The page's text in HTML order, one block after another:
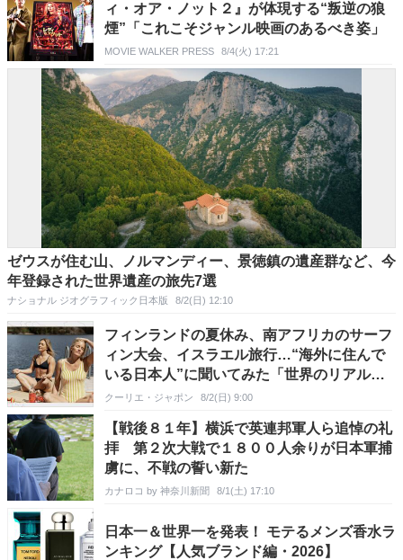
ィ・オア・ノット２』が体現する“叛逆の狼
煙”「これこそジャンル映画のあるべき姿」
MOVIE WALKER PRESS 8/4(火) 17:21
ゼウスが住む山、ノルマンディー、景徳鎮の遺産群など、今
年登録された世界遺産の旅先7選
ナショナル ジオグラフィック日本版 8/2(日) 12:10
フィンランドの夏休み、南アフリカのサーフ
ィン大会、イスラエル旅行…“海外に住んで
いる日本人”に聞いてみた「世界のリアルな
住み心地」
クーリエ・ジャポン 8/2(日) 9:00
【戦後８１年】横浜で英連邦軍人ら追悼の礼
拝 第２次大戦で１８００人余りが日本軍捕
虜に、不戦の誓い新た
カナロコ by 神奈川新聞 8/1(土) 17:10
日本一＆世界一を発表！ モテるメンズ香水ラ
ンキング【人気ブランド編・2026】